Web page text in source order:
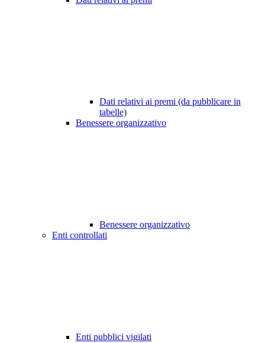
Dati relativi ai premi (da pubblicare in
tabelle)
Benessere organizzativo
Benessere organizzativo
Enti controllati
Enti pubblici vigilati